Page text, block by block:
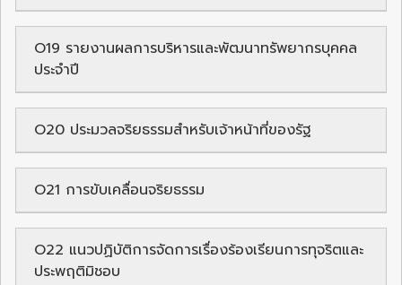
O19 รายงานผลการบริหารและพัฒนาทรัพยากรบุคคล
ประจำปี
O20 ประมวลจริยธรรมสำหรับเจ้าหน้าที่ของรัฐ
O21 การขับเคลื่อนจริยธรรม
O22 แนวปฏิบัติการจัดการเรื่องร้องเรียนการทุจริตและ
ประพฤติมิชอบ